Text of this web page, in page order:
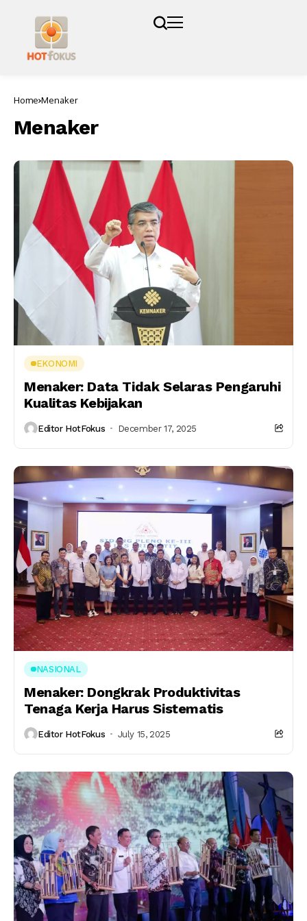
Home Menaker
Menaker
EKONOMI
Menaker: Data Tidak Selaras Pengaruhi
Kualitas Kebijakan
Editor HotFokus December 17, 2025
NASIONAL
Menaker: Dongkrak Produktivitas
Tenaga Kerja Harus Sistematis
Editor HotFokus July 15, 2025